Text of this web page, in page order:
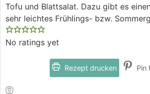
Tofu und Blattsalat. Dazu gibt es
sehr leichtes Frühlings- bzw.
No ratings yet
Rezept drucken Pin